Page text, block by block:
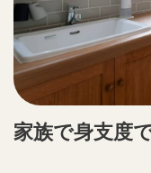
家族で身支度